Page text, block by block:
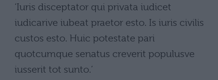
‘Iuris disceptator qui privata iudicet
iudicarive iubeat praetor esto. Is iuris civilis
custos esto. Huic potestate pari
quotcumque senatus creverit populusve
iusserit tot sunto.’